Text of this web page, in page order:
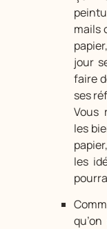
mails
jour
faire
ses
Vous
les
les